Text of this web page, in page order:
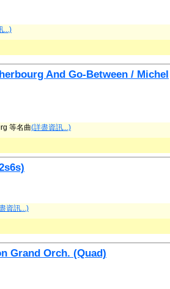
...)
And Go-Between / Michel
等名曲(詳盡資訊...)
資訊...)
Grand Orch. (Quad)